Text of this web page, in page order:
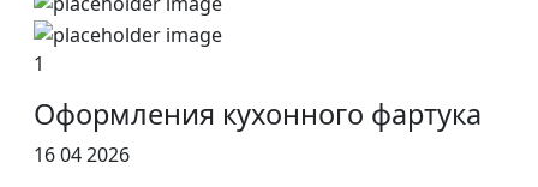
1
Оформления кухонного фартука
16 04 2026